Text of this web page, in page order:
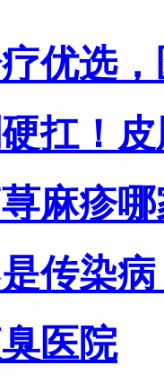
优选
扛！
麻疹
传染
医院